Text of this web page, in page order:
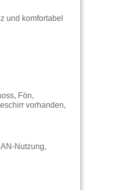
und komfortabel
Fön,
vorhanden,
Nutzung,